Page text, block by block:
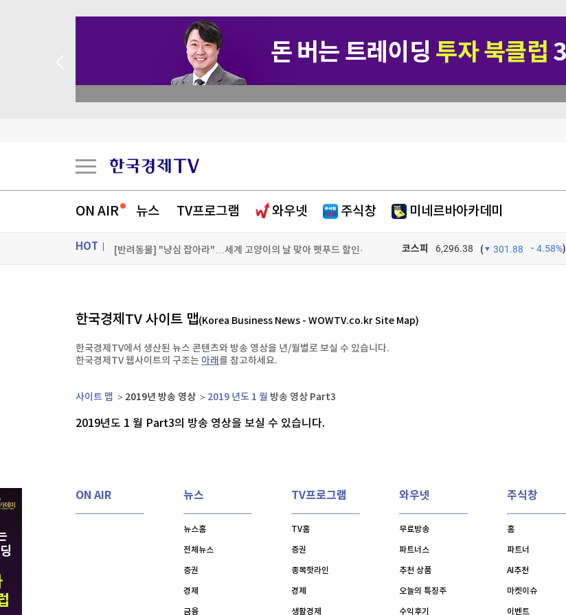
ON AIR 뉴스 TV프로그램 와우넷 주식창 미네르바아카데미
HOT
"35년 장사 중 최악"…'극한 폭염'에 자영업자들 '비명'
식품연 전세보증금 7년 방치…직원은 주택 매입에 사용
[반려동물] "냥심 잡아라"…세계 고양이의 날 맞아 펫푸드 할인·기부 풍성 코스피 6,296.38 ( 301.88 4.58%)
한국경제TV
굿모닝 작전
뉴스홈
전체뉴스
금융
산업
사회
국제
랭킹뉴스
TV홈
미네르바아카데미 증권 데이터
매매신호 (랭킹100)
채널/편성
지역별채널
편성표
한국경제TV 사이트 맵(Korea Business News - WOWTV.co.kr Site Map)
한국경제TV에서 생산된 뉴스 콘텐츠와 방송 영상을 년/월별로 보실 수 있습니다.
한국경제TV 웹사이트의 구조는아래를 참고하세요.
사이트 맵 2019년 방송 영상 2019 년도 1 월 방송 영상 Part3
2019년도 1 월 Part3의 방송 영상을 보실 수 있습니다.
ON AIR 뉴스
뉴스홈
전체뉴스
증권
경제
금융
TV프로그램
TV홈
증권
종목핫라인
경제
생활경제
와우넷
무료방송
파트너스
추천 상품
오늘의 특징주
수익후기
주식창
홈
파트너
AI추천
마켓이슈
이벤트